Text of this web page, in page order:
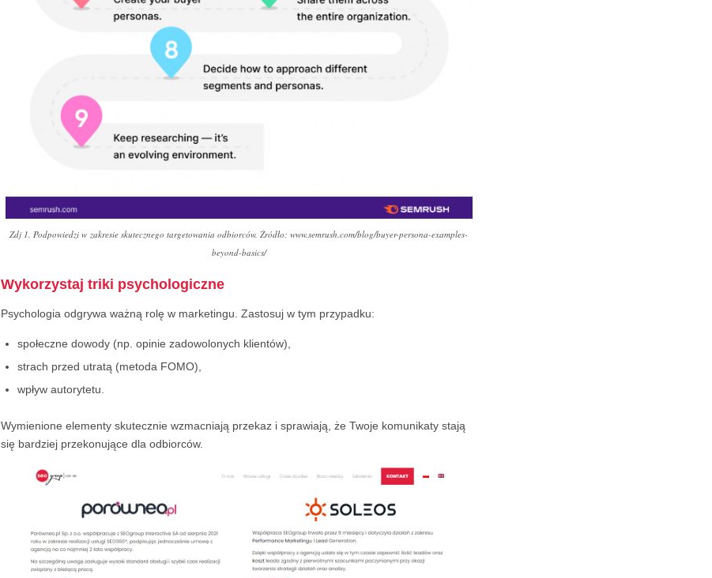
Zdj 1. Podpowiedzi w zakresie skutecznego targetowania odbiorców. Źródło: www.semrush.com/blog/buyer-persona-examples-
beyond-basics/
Wykorzystaj triki psychologiczne
Psychologia odgrywa ważną rolę w marketingu. Zastosuj w tym przypadku:
społeczne dowody (np. opinie zadowolonych klientów),
strach przed utratą (metoda FOMO),
wpływ autorytetu.
Wymienione elementy skutecznie wzmacniają przekaz i sprawiają, że Twoje komunikaty stają
się bardziej przekonujące dla odbiorców.